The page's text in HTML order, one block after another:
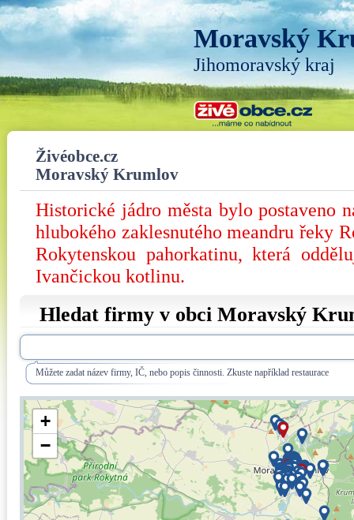
Moravský
Jihomoravský kraj
Živéobce.cz
Moravský Krumlov
Historické jádro města bylo postaveno
hlubokého zaklesnutého meandru řeky
Rokytenskou pahorkatinu, která
Ivančickou kotlinu.
Hledat firmy v obci Moravský
Můžete zadat název firmy, IČ, nebo popis činnosti. Zkuste například restaurace
+
−